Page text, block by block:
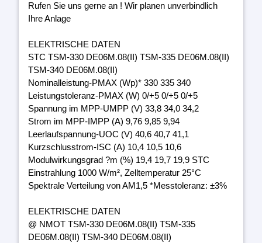
Rufen Sie uns gerne an ! Wir planen unverbindlich
Ihre Anlage
ELEKTRISCHE DATEN
STC TSM-330 DE06M.08(II) TSM-335 DE06M.08(II)
TSM-340 DE06M.08(II)
Nominalleistung-PMAX (Wp)* 330 335 340
Leistungstoleranz-PMAX (W) 0/+5 0/+5 0/+5
Spannung im MPP-UMPP (V) 33,8 34,0 34,2
Strom im MPP-IMPP (A) 9,76 9,85 9,94
Leerlaufspannung-UOC (V) 40,6 40,7 41,1
Kurzschlusstrom-ISC (A) 10,4 10,5 10,6
Modulwirkungsgrad ?m (%) 19,4 19,7 19,9 STC
Einstrahlung 1000 W/m², Zelltemperatur 25°C
Spektrale Verteilung von AM1,5 *Messtoleranz: ±3%
ELEKTRISCHE DATEN
@ NMOT TSM-330 DE06M.08(II) TSM-335
DE06M.08(II) TSM-340 DE06M.08(II)